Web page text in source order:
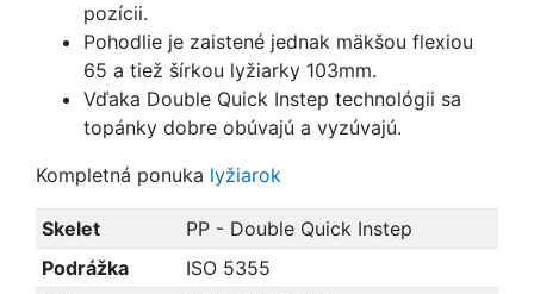
pozícii.
Pohodlie je zaistené jednak mäkšou flexiou
65 a tiež šírkou lyžiarky 103mm.
Vďaka Double Quick Instep technológii sa
topánky dobre obúvajú a vyzúvajú.
Kompletná ponuka lyžiarok
Skelet
PP - Double Quick Instep
Podrážka
ISO 5355